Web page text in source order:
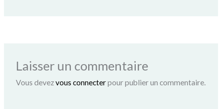
Laisser un commentaire
Vous devezvous connecterpour publier un commentaire.